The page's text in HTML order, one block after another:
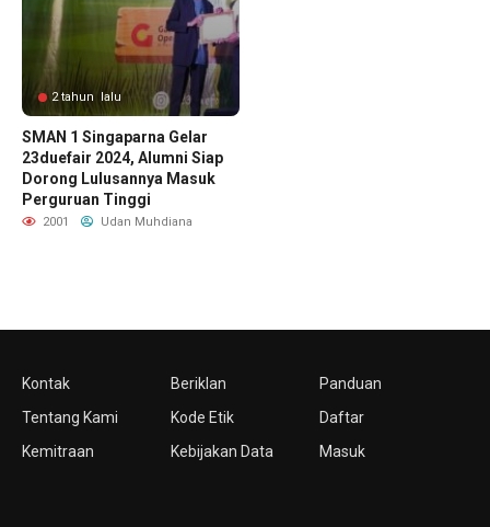
2 tahun lalu
SMAN 1 Singaparna Gelar
23duefair 2024, Alumni Siap
Dorong Lulusannya Masuk
Perguruan Tinggi
2001 Udan Muhdiana
Kontak
Tentang Kami
Kemitraan
Beriklan
Kode Etik
Kebijakan Data
Panduan
Daftar
Masuk